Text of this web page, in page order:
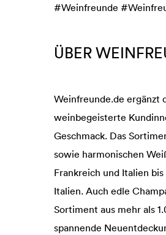
#Weinfreunde
ÜBER
Weinfreunde.de ergänzt
weinbegeisterte
Geschmack. Das
sowie harmonischen
Frankreich und Italien
Italien. Auch edle
Sortiment aus mehr als
spannende